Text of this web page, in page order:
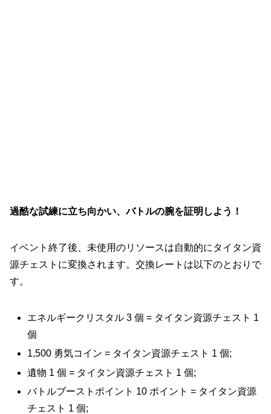
過酷な試練に立ち向かい、バトルの腕を証明しよう！
イベント終了後、未使用のリソースは自動的にタイタン資
源チェストに変換されます。交換レートは以下のとおりで
す。
エネルギークリスタル 3 個 = タイタン資源チェスト 1
個
1,500 勇気コイン = タイタン資源チェスト 1 個;
遺物 1 個 = タイタン資源チェスト 1 個;
バトルブーストポイント 10 ポイント = タイタン資源
チェスト 1 個;